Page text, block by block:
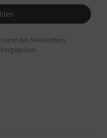
des Newsletters